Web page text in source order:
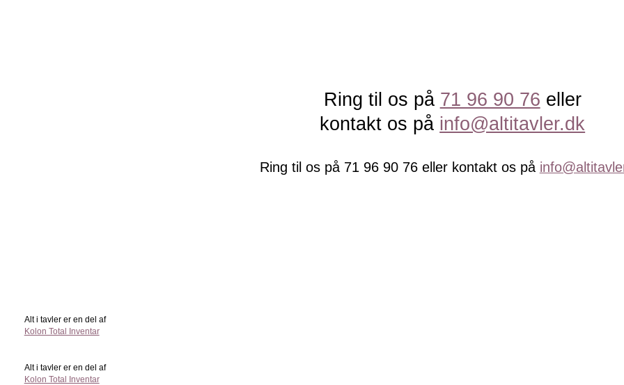
Ring til os på 71 96 90 76 eller
kontakt os på info@altitavler.dk
Ring til os på 71 96 90 76 eller kontakt os på
Alt i tavler er en del af
Kolon Total Inventar
Alt i tavler er en del af
Kolon Total Inventar